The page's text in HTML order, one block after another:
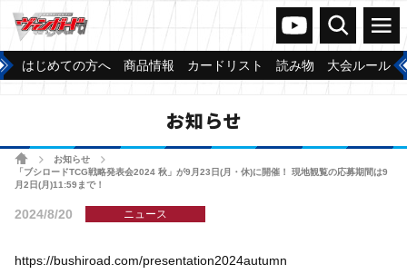
ヴァンガードch
検索 メニュー
はじめての方へ 商品情報 カードリスト 読み物 大会ルール
お知らせ
ホームお知らせ
「ブシロードTCG戦略発表会2024 秋」が9月23日(月・休)に開催！ 現地観覧の応募期間は9
月2日(月)11:59まで！
2024/8/20 ニュース
https://bushiroad.com/presentation2024autumn